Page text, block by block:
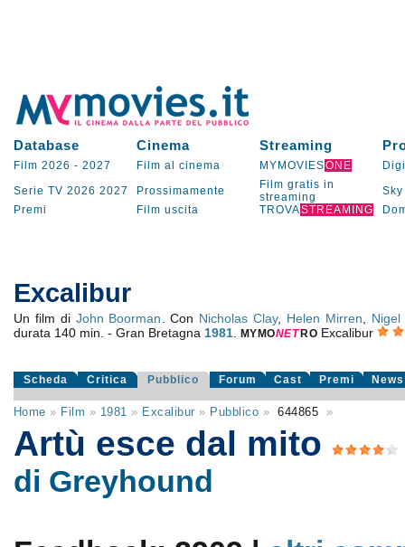
Database Cinema Streaming
Film 2026 - 2027 Film al cinema MYMOVIESONE
Serie TV 2026 2027 Prossimamente
Film gratis in
streaming
Sky
Premi
Film uscita TROVASTREAMING
Excalibur
Un film di John Boorman . Con Nicholas Clay, Helen Mirren
Nigel
durata 140 min. - Gran Bretagna 1981. MYMONET RO Excalibur
Scheda Critica Pubblico Forum Cast Premi News
Home » Film » 1981 » Excalibur » Pubblico » 644865 »
Artù esce dal mito
di Greyhound